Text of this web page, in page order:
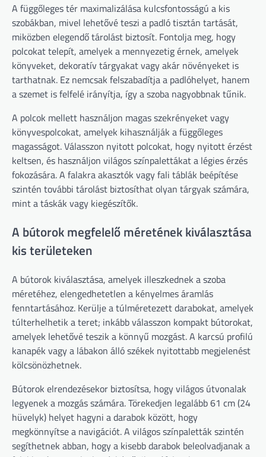
A függőleges tér maximalizálása kulcsfontosságú a kis
szobákban, mivel lehetővé teszi a padló tisztán tartását,
miközben elegendő tárolást biztosít. Fontolja meg, hogy
polcokat telepít, amelyek a mennyezetig érnek, amelyek
könyveket, dekoratív tárgyakat vagy akár növényeket is
tarthatnak. Ez nemcsak felszabadítja a padlóhelyet, hanem
a szemet is felfelé irányítja, így a szoba nagyobbnak tűnik.
A polcok mellett használjon magas szekrényeket vagy
könyvespolcokat, amelyek kihasználják a függőleges
magasságot. Válasszon nyitott polcokat, hogy nyitott érzést
keltsen, és használjon világos színpalettákat a légies érzés
fokozására. A falakra akasztók vagy fali táblák beépítése
szintén további tárolást biztosíthat olyan tárgyak számára,
mint a táskák vagy kiegészítők.
A bútorok megfelelő méretének kiválasztása
kis területeken
A bútorok kiválasztása, amelyek illeszkednek a szoba
méretéhez, elengedhetetlen a kényelmes áramlás
fenntartásához. Kerülje a túlméretezett darabokat, amelyek
túlterhelhetik a teret; inkább válasszon kompakt bútorokat,
amelyek lehetővé teszik a könnyű mozgást. A karcsú profilú
kanapék vagy a lábakon álló székek nyitottabb megjelenést
kölcsönözhetnek.
Bútorok elrendezésekor biztosítsa, hogy világos útvonalak
legyenek a mozgás számára. Törekedjen legalább 61 cm (24
hüvelyk) helyet hagyni a darabok között, hogy
megkönnyítse a navigációt. A világos színpaletták szintén
segíthetnek abban, hogy a kisebb darabok beleolvadjanak a